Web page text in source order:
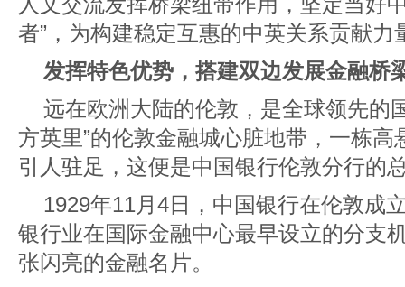
者”，为构建稳定互惠的中英关系贡献力
发挥特色优势，搭建双边发展金融桥
远在欧洲大陆的伦敦，是全球领先的
方英里”的伦敦金融城心脏地带，一栋
引人驻足，这便是中国银行伦敦分行的
1929年11月4日，中国银行在伦敦成
银行业在国际金融中心最早设立的分支
张闪亮的金融名片。